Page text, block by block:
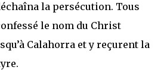
la persécution. Tous
le nom du Christ
Calahorra et y reçurent la